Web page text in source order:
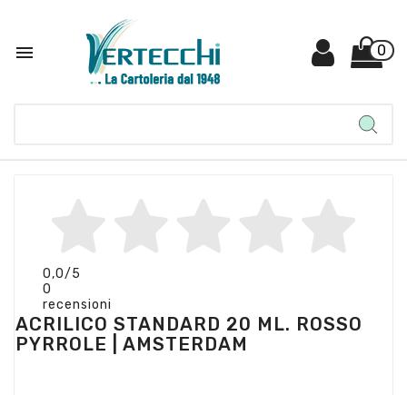
 0
0,0/5
0
recensioni
ACRILICO STANDARD 20 ML. ROSSO
PYRROLE | AMSTERDAM